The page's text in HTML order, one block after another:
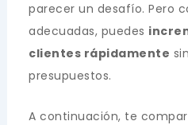
parecer un desafío. Pero
adecuadas, puedes
clientes rápidamente
presupuestos.
A continuación, te